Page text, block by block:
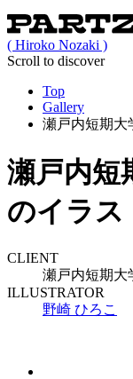
( Hiroko Nozaki )
Scroll to discover
Top
Gallery
瀬戸内短期大
瀬戸内短
のイラス
CLIENT
瀬戸内短期大
ILLUSTRATOR
野崎 ひろこ